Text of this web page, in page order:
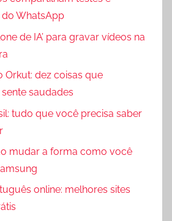
WhatsApp
de IA’ para gravar vídeos na
Orkut: dez coisas que
saudades
tudo que você precisa saber
mudar a forma como você
online: melhores sites